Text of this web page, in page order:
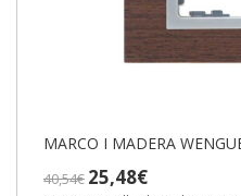
MARCO I MADERA
40,54€ 25,48€